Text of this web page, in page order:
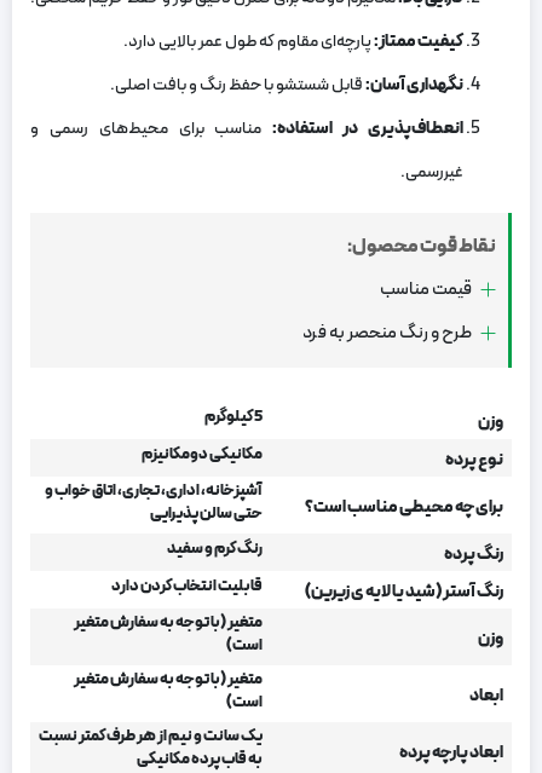
کیفیت ممتاز:پارچه‌ای مقاوم که طول عمر بالایی دارد.
نگهداری آسان:قابل شستشو با حفظ رنگ و بافت اصلی.
انعطاف‌پذیری در استفاده:مناسب برای محیط‌های رسمی و
غیررسمی.
نقاط قوت محصول:
قیمت مناسب
طرح و رنگ منحصر به فرد
وزن 5 کیلوگرم
نوع پرده مکانیکی دومکانیزم
برای چه محیطی مناسب است؟
آشپزخانه، اداری، تجاری، اتاق خواب و
حتی سالن پذیرایی
رنگ پرده رنگ کرم و سفید
رنگ آستر (شید یا لایه ی زیرین) قابلیت انتخاب کردن دارد
وزن
متغیر (با توجه به سفارش متغیر
است)
ابعاد
متغیر (با توجه به سفارش متغیر
است)
ابعاد پارچه پرده
یک سانت و نیم از هر طرف کمتر نسبت
به قاب پرده مکانیکی